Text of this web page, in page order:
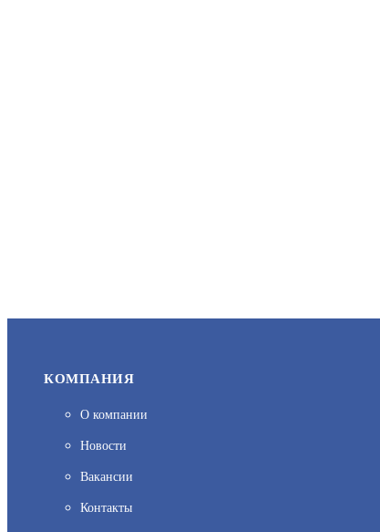
КОМПАНИЯ
О компании
Новости
Вакансии
Контакты